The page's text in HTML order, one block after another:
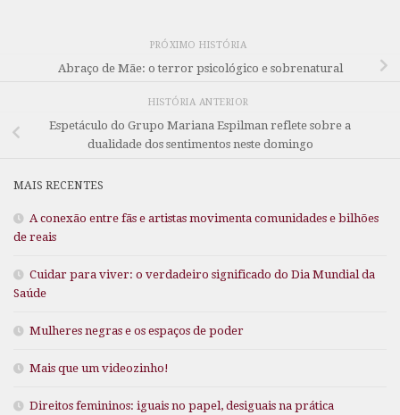
PRÓXIMO HISTÓRIA
Abraço de Mãe: o terror psicológico e sobrenatural
HISTÓRIA ANTERIOR
Espetáculo do Grupo Mariana Espilman reflete sobre a
dualidade dos sentimentos neste domingo
MAIS RECENTES
A conexão entre fãs e artistas movimenta comunidades e bilhões
de reais
Cuidar para viver: o verdadeiro significado do Dia Mundial da
Saúde
Mulheres negras e os espaços de poder
Mais que um videozinho!
Direitos femininos: iguais no papel, desiguais na prática